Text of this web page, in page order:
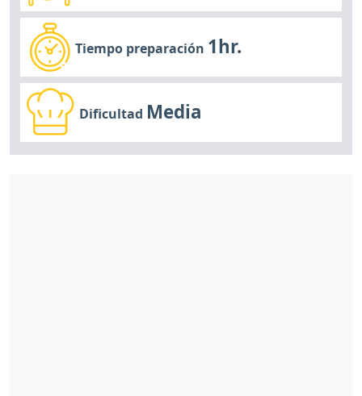
Tiempo preparación 1hr.
Dificultad Media